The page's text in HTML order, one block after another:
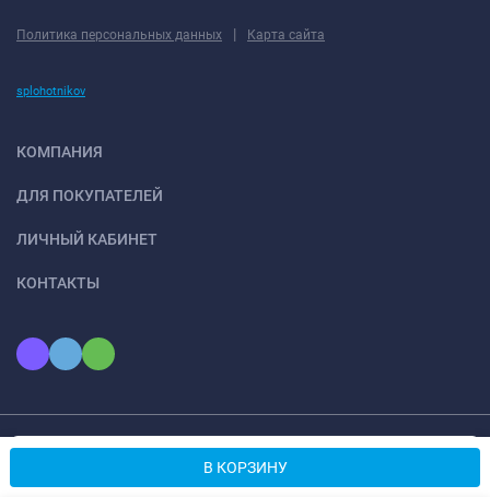
В КОРЗИНУ
Политика персональных данных | Карта сайта
splohotnikov
КОМПАНИЯ
ДЛЯ ПОКУПАТЕЛЕЙ
ЛИЧНЫЙ КАБИНЕТ
КОНТАКТЫ